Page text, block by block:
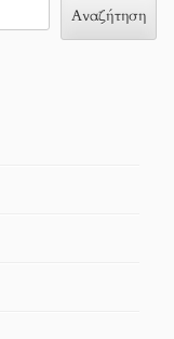
Αναζήτηση